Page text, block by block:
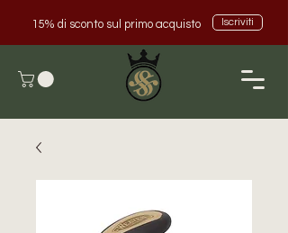
15% di sconto sul primo acquisto Iscriviti